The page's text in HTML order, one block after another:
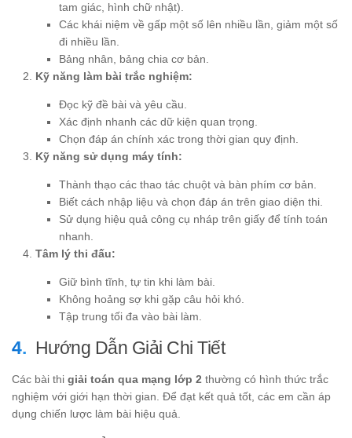
tam giác, hình chữ nhật).
Các khái niệm về gấp một số lên nhiều lần, giảm một số
đi nhiều lần.
Bảng nhân, bảng chia cơ bản.
Kỹ năng làm bài trắc nghiệm:
Đọc kỹ đề bài và yêu cầu.
Xác định nhanh các dữ kiện quan trọng.
Chọn đáp án chính xác trong thời gian quy định.
Kỹ năng sử dụng máy tính:
Thành thạo các thao tác chuột và bàn phím cơ bản.
Biết cách nhập liệu và chọn đáp án trên giao diện thi.
Sử dụng hiệu quả công cụ nháp trên giấy để tính toán
nhanh.
Tâm lý thi đấu:
Giữ bình tĩnh, tự tin khi làm bài.
Không hoảng sợ khi gặp câu hỏi khó.
Tập trung tối đa vào bài làm.
Hướng Dẫn Giải Chi Tiết
Các bài thi giải toán qua mạng lớp 2 thường có hình thức trắc
nghiệm với giới hạn thời gian. Để đạt kết quả tốt, các em cần áp
dụng chiến lược làm bài hiệu quả.